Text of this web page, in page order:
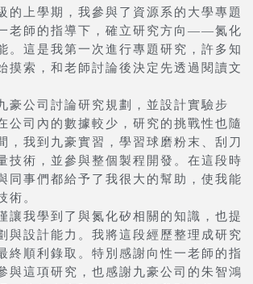
上學期，我參與了資源系的大學專題
老師的指導下，確立研究方向——氮化
。這是我第一次進行專題研究，許多知
摸索，和老師討論後決定先透過閱讀文
公司討論研究規劃，並設計實驗步
公司內的數據較少，研究的挑戰性也隨
，我到九豪實習，學習球磨粉末、刮刀
技術，並參與整個製程開發。在這段時
同事們都給予了我很大的幫助，使我能
術。
我學到了與氮化矽相關的知識，也提
與設計能力。我將這段經歷整理成研究
終順利錄取。特別感謝向性一老師的指
與這項研究，也感謝九豪公司的朱智鴻